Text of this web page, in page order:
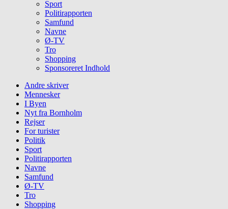
Sport
Politirapporten
Samfund
Navne
Ø-TV
Tro
Shopping
Sponsoreret Indhold
Andre skriver
Mennesker
I Byen
Nyt fra Bornholm
Rejser
For turister
Politik
Sport
Politirapporten
Navne
Samfund
Ø-TV
Tro
Shopping